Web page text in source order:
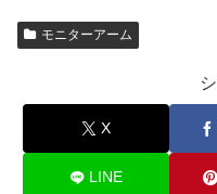
モニターアーム
X
LINE